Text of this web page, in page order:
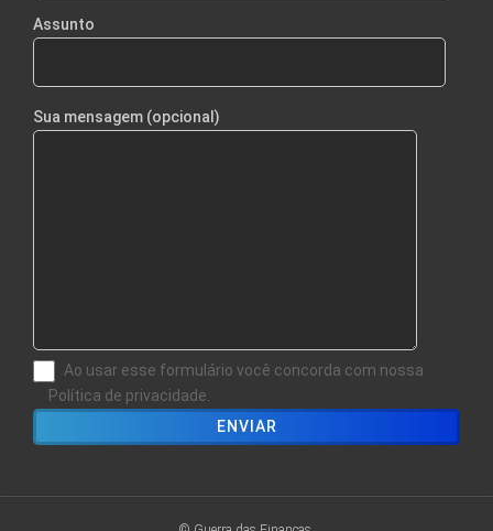
Assunto
Sua mensagem (opcional)
Ao usar esse formulário você concorda com nossa
Política de privacidade.